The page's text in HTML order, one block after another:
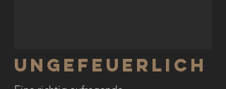
Ungefeuerlich